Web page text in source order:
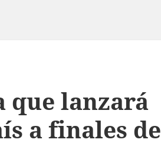
que lanzará
a finales de